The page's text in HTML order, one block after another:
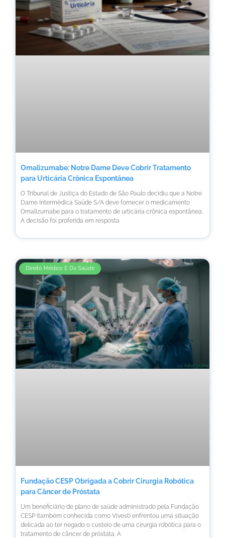
Omalizumabe: Notre Dame Deve Cobrir Tratamento
para Urticária Crônica Espontânea
O Tribunal de Justiça do Estado de São Paulo decidiu que a Notre
Dame Intermédica Saúde S/A deve fornecer o medicamento
Omalizumabe para o tratamento de urticária crônica espontânea.
A decisão foi proferida em resposta
Direito Médico E Da Saúde
Fundação CESP Obrigada a Cobrir Cirurgia Robótica
para Câncer de Próstata
Um beneficiário de plano de saúde administrado pela Fundação
CESP (também conhecida como Vivest) enfrentou uma situação
delicada ao ter negado o custeio de uma cirurgia robótica para o
tratamento de câncer de próstata. A